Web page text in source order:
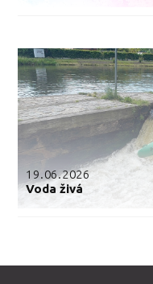
19.06.2026
Voda živá